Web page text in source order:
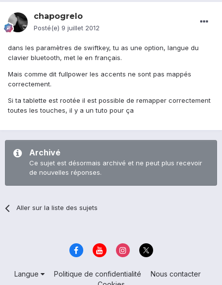
chapogrelo
Posté(e) 9 juillet 2012
dans les paramètres de swiftkey, tu as une option, langue du
clavier bluetooth, met le en français.
Mais comme dit fullpower les accents ne sont pas mappés
correctement.
Si ta tablette est rootée il est possible de remapper correctement
toutes les touches, il y a un tuto pour ça
Archivé
Ce sujet est désormais archivé et ne peut plus recevoir
de nouvelles réponses.
Aller sur la liste des sujets
Langue Politique de confidentialité
Nous contacter